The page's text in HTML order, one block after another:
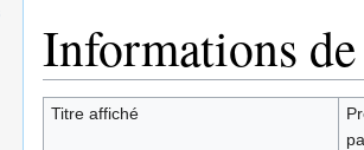
Informations de
Titre affiché